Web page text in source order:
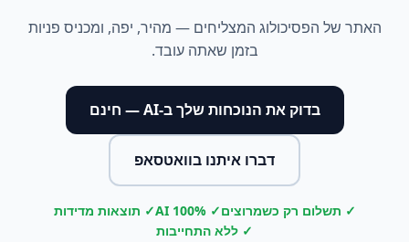
האתר של הפסיכולוג המצליחים — מהיר, יפה, ומכניס פניות
בזמן שאתה עובד.
בדוק את הנוכחות שלך ב-AI — חינם
דברו איתנו בוואטסאפ
✓ תשלום רק כשמרוצים✓ 100% AI
✓ תוצאות מדידות
✓ ללא התחייבות